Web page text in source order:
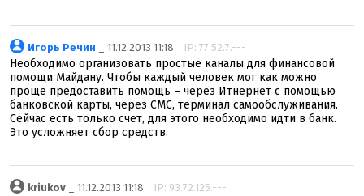
Игорь Речин _ 11.12.2013 11:18 IP: 77.52.7.---
Необходимо организовать простые каналы для финансовой
помощи Майдану. Чтобы каждый человек мог как можно
проще предоставить помощь – через Итнернет с помощью
банковской карты, через СМС, терминал самообслуживания.
Сейчас есть только счет, для этого необходимо идти в банк.
Это усложняет сбор средств.
kriukov _ 11.12.2013 11:18 IP: 93.72.125.---